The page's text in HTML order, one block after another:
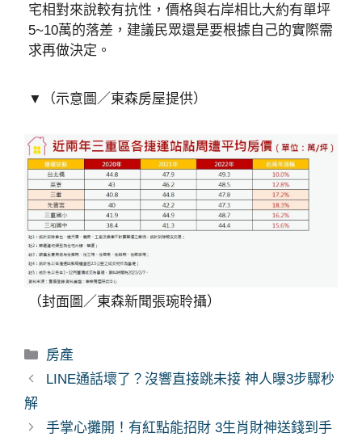
宅相對來說較有抗性，價格與右岸相比大約有單坪
5~10萬的落差，建議民眾還是要根據自己的實際需
求再做決定。
▼（示意圖／東森房屋提供）
（封面圖／東森新聞張琬聆攝）
分
類
房產
LINE通話壞了？沒響直接跳未接 神人曝3步驟秒
解
手掌心攤開！有紅點能招財 3生肖財神送錢到手